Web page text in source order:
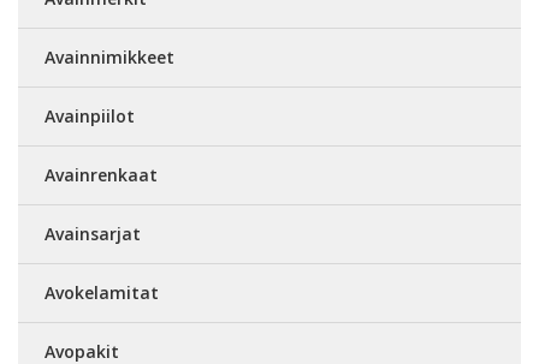
Avainnimikkeet
Avainpiilot
Avainrenkaat
Avainsarjat
Avokelamitat
Avopakit